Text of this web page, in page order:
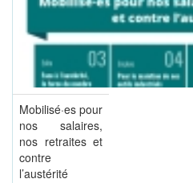
Mobilisé·es pour
nos salaires,
nos retraites et
contre
l’austérité